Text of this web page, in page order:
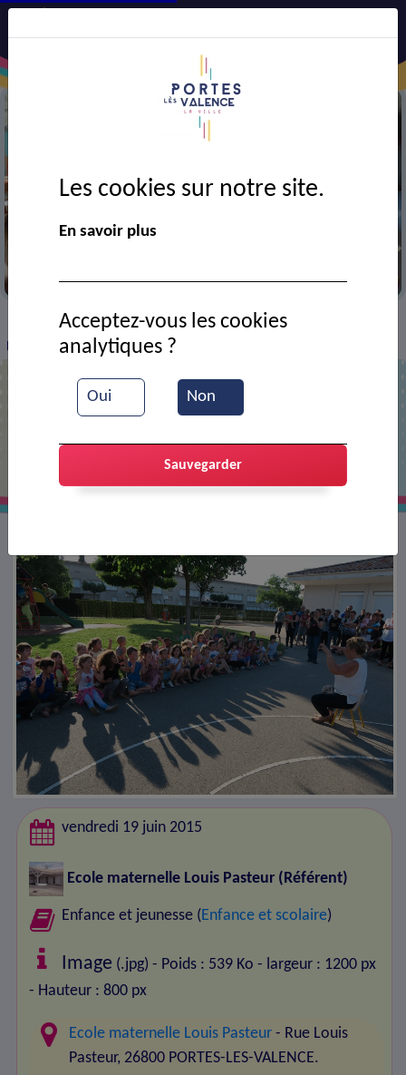
> VIE MUNICIPALE > Ressources documentaires
Fête de l'école Pasteur
vendredi 19 juin 2015
Ecole maternelle Louis Pasteur (Référent)
Enfance et jeunesse ( Enfance et scolaire)
Image (.jpg) - Poids : 539 Ko - largeur : 1200 px
- Hauteur : 800 px
Ecole maternelle Louis Pasteur - Rue Louis
Pasteur, 26800 PORTES-LES-VALENCE.
Les cookies sur notre site.
En savoir plus
Oui Non
Acceptez-vous les cookies
analytiques ?
Sauvegarder